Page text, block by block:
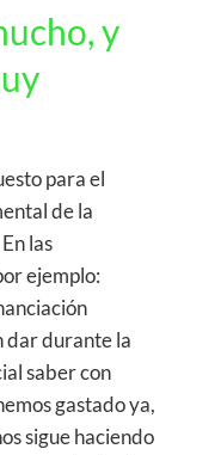
y
para el
de la
las
ejemplo:
dar durante la
saber con
gastado ya,
sigue haciendo